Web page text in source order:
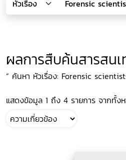
ผลการสืบค้นสารสน
“ ค้นหา หัวเรื่อง: Forensic
แสดงข้อมูล 1 ถึง 4 รายการ จากทั้ง